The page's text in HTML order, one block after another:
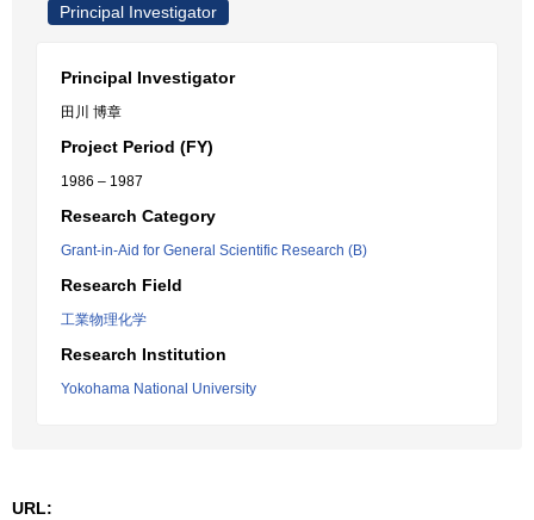
Principal Investigator
Principal Investigator
田川 博章
Project Period (FY)
1986 – 1987
Research Category
Grant-in-Aid for General Scientific Research (B)
Research Field
工業物理化学
Research Institution
Yokohama National University
URL: